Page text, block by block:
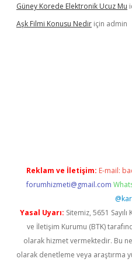
Güney Korede Elektronik Ucuz Mu
Aşk Filmi Konusu Nedir için admin
Reklam ve İletişim: E-mail:
forumhizmeti@gmail.com
Yasal Uyarı: Sitemiz, 5651
ve İletişim Kurumu (BTK)
olarak hizmet vermektedir. Bu
olarak denetleme veya araştırma